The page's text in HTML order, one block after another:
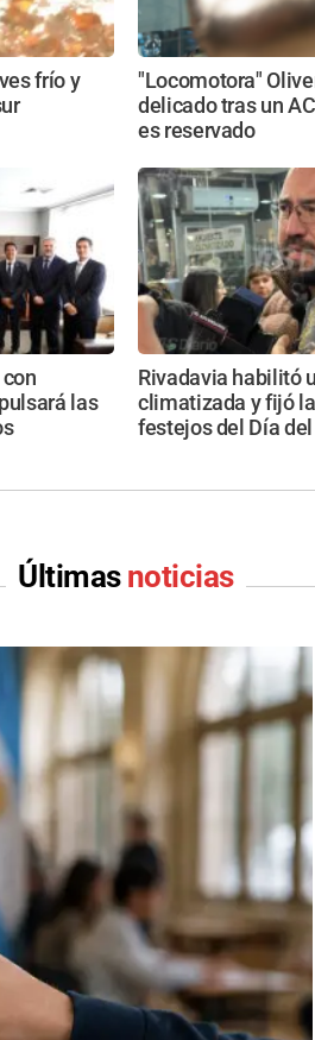
frío y
"Locomotora"
delicado tras un
es reservado
las
Rivadavia habilitó
climatizada y fijó
festejos del Día
Últimas noticias